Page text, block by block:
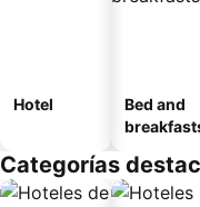
Hotel
Bed and
Categorías